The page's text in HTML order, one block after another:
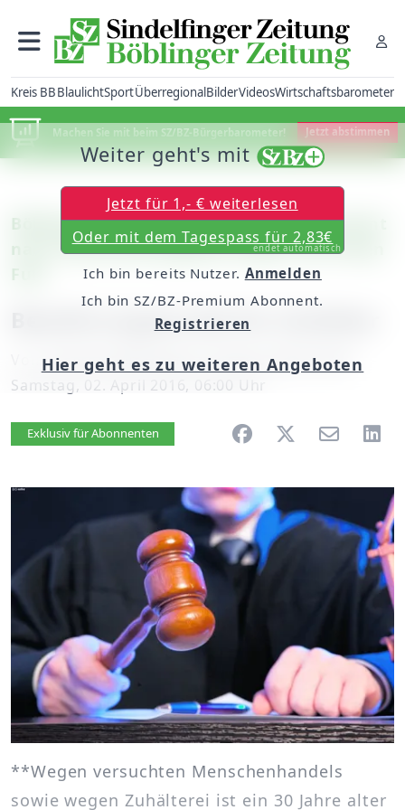
Kreis BBBlaulichtSportÜberregionalBilderVideosWirtschaftsbarometer
Machen Sie mit beim SZ/BZ-Bürgerbarometer! Jetzt abstimmen
Böblingen/Sindelfingen: 30-Jähriger kommt
nach Untersuchungshaft wieder auf freien
Bewährungsstrafe für Zuhälter
Vonunserem Mitarbeiter Thomas Oberdorfer
Samstag, 02. April 2016, 06:00 Uhr
Artikel vorlesen
Exklusiv für Abonnenten
**Wegen versuchten Menschenhandels
sowie wegen Zuhälterei ist ein 30 Jahre alter
Weiter geht's mit
Jetzt für 1,- € weiterlesen
Oder mit dem Tagespass für 2,83€
endet automatisch
Ich bin bereits Nutzer. Anmelden
Ich bin SZ/BZ-Premium Abonnent.
Registrieren
Hier geht es zu weiteren Angeboten